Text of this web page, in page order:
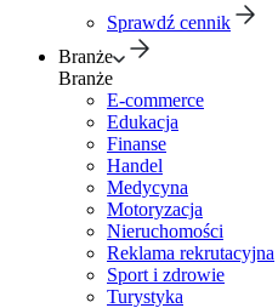
Sprawdź cennik
Branże
Branże
E-commerce
Edukacja
Finanse
Handel
Medycyna
Motoryzacja
Nieruchomości
Reklama rekrutacyjna
Sport i zdrowie
Turystyka